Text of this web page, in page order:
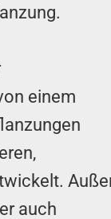
einem
auch